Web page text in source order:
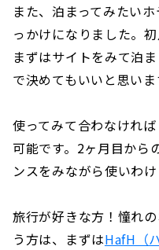
また、泊まってみたい
っかけになりました。
まずはサイトをみて泊
で決めてもいいと思いま
使ってみて合わなけれ
可能です。2ヶ月目から
ンスをみながら使いわけ
旅行が好きな方！憧れ
う方は、まずはHafH（